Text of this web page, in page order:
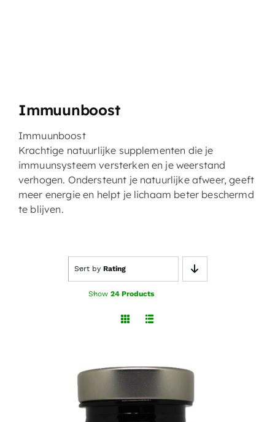
Immuunboost
Immuunboost
Krachtige natuurlijke supplementen die je
immuunsysteem versterken en je weerstand
verhogen. Ondersteunt je natuurlijke afweer, geeft
meer energie en helpt je lichaam beter beschermd
te blijven.
Sort by Rating
Show 24 Products